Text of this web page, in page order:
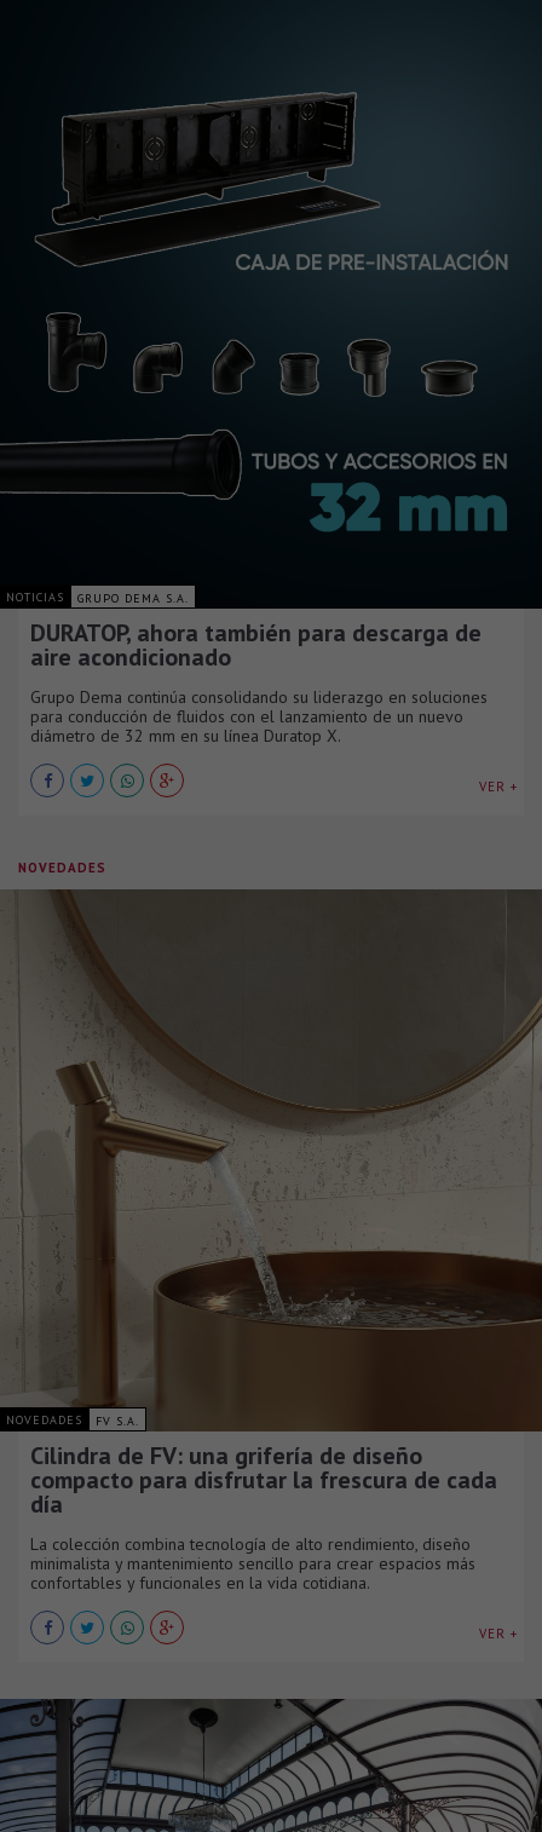
NOTICIAS GRUPO DEMA S.A.
DURATOP, ahora también para descarga de
aire acondicionado
Grupo Dema continúa consolidando su liderazgo en soluciones
para conducción de fluidos con el lanzamiento de un nuevo
diámetro de 32 mm en su línea Duratop X.
VER +
NOVEDADES
NOVEDADES FV S.A.
Cilindra de FV: una grifería de diseño
compacto para disfrutar la frescura de cada
día
La colección combina tecnología de alto rendimiento, diseño
minimalista y mantenimiento sencillo para crear espacios más
confortables y funcionales en la vida cotidiana.
VER +